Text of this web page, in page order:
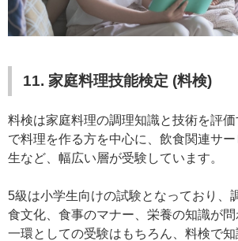
11. 家庭料理技能検定 (料検)
料検は家庭料理の調理知識と技術を評
で料理を作る方を中心に、飲食関連サ
生など、幅広い層が受験しています。
5級は小学生向けの試験となっており、
食文化、食事のマナー、栄養の知識が
一環としての受験はもちろん、料検で